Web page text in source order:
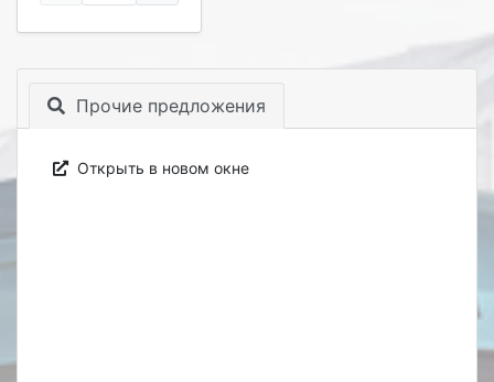
Прочие предложения
Открыть в новом окне